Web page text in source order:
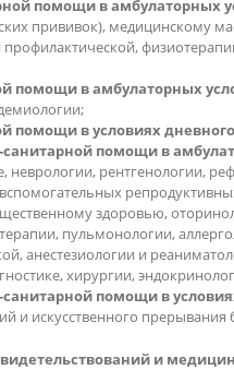
помощи в амбулаторных
прививок), медицинскому
помощи в амбулаторных
помощи в условиях
помощи в
рентгенологии,
здоровью,
пульмонологии,
анестезиологии и
хирургии,
помощи в
и искусственного
и